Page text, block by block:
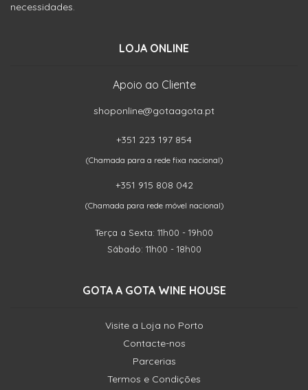
necessidades.
LOJA ONLINE
Apoio ao Cliente
shoponline@gotaagota.pt
+351 223 197 854
(Chamada para a rede fixa nacional)
+351 915 808 042
(Chamada para rede móvel nacional)
Terça a Sexta: 11h00 - 19h00
Sábado: 11h00 - 18h00
GOTA A GOTA WINE HOUSE
Visite a Loja no Porto
Contacte-nos
Parcerias
Termos e Condições